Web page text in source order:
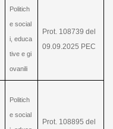
Politich
e social
i, educa
tive e gi
ovanili
Prot. 108739 del
09.09.2025 PEC
Politich
e social
Prot. 108895 del